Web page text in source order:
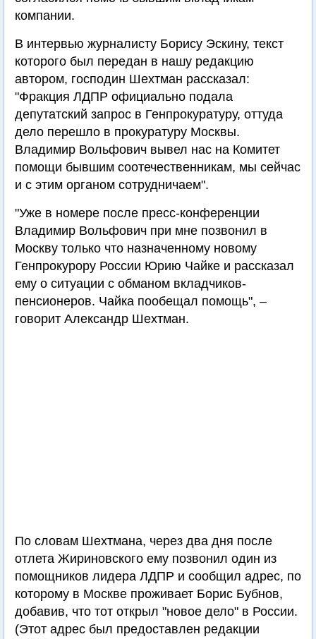
компании.
В интервью журналисту Борису Эскину, текст
которого был передан в нашу редакцию
автором, господин Шехтман рассказал:
"Фракция ЛДПР официально подала
депутатский запрос в Генпрокуратуру, оттуда
дело перешло в прокуратуру Москвы.
Владимир Вольфович вывел нас на Комитет
помощи бывшим соотечественникам, мы сейчас
и с этим органом сотрудничаем".
"Уже в номере после пресс-конференции
Владимир Вольфович при мне позвонил в
Москву только что назначенному новому
Генпрокурору России Юрию Чайке и рассказал
ему о ситуации с обманом вкладчиков-
пенсионеров. Чайка пообещал помощь", –
говорит Александр Шехтман.
По словам Шехтмана, через два дня после
отлета Жириновского ему позвонил один из
помощников лидера ЛДПР и сообщил адрес, по
которому в Москве проживает Борис Бубнов,
добавив, что тот открыл "новое дело" в России.
(Этот адрес был предоставлен редакции